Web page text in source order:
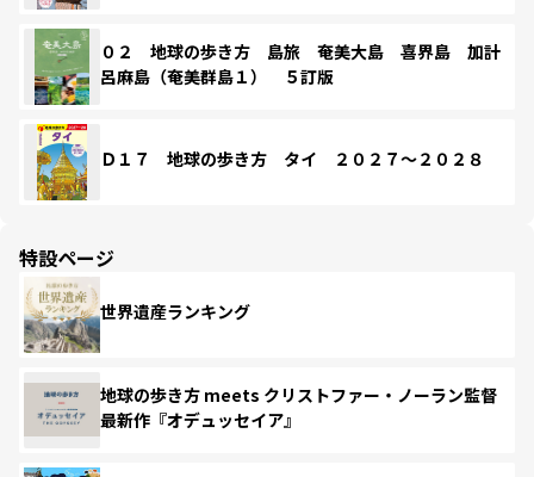
０２ 地球の歩き方 島旅 奄美大島 喜界島 加計
呂麻島（奄美群島１） ５訂版
Ｄ１７ 地球の歩き方 タイ ２０２７～２０２８
特設ページ
世界遺産ランキング
地球の歩き方 meets クリストファー・ノーラン監督
最新作『オデュッセイア』